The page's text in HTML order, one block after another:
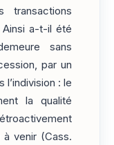
a-t-il été
sans
par un
: le
la qualité
venir (Cass.